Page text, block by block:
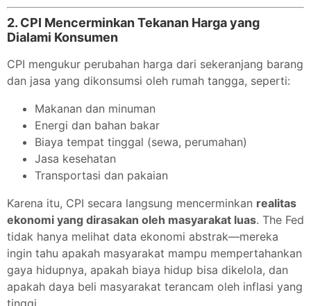
2. CPI Mencerminkan Tekanan Harga yang
Dialami Konsumen
CPI mengukur perubahan harga dari sekeranjang barang
dan jasa yang dikonsumsi oleh rumah tangga, seperti:
Makanan dan minuman
Energi dan bahan bakar
Biaya tempat tinggal (sewa, perumahan)
Jasa kesehatan
Transportasi dan pakaian
Karena itu, CPI secara langsung mencerminkan realitas
ekonomi yang dirasakan oleh masyarakat luas. The Fed
tidak hanya melihat data ekonomi abstrak—mereka
ingin tahu apakah masyarakat mampu mempertahankan
gaya hidupnya, apakah biaya hidup bisa dikelola, dan
apakah daya beli masyarakat terancam oleh inflasi yang
tinggi.